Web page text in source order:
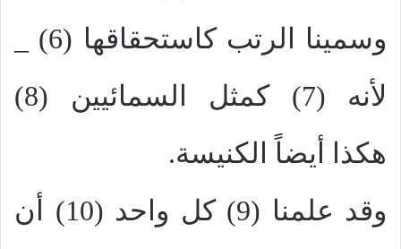
وسمينا الرتب كاستحقاقها (6) _
لأنه (7) كمثل السمائيين (8)
هكذا أيضاً الكنيسة.
وقد علمنا (9) كل واحد (10) أن